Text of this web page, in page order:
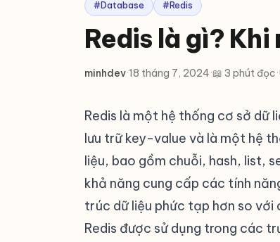
#Database #Redis
Redis là gì? Khi
minhdev·18 tháng 7, 2024·📖 3 phút đọc·
Redis là một hệ thống cơ sở dữ
lưu trữ key-value và là một hệ
liệu, bao gồm chuỗi, hash, list,
khả năng cung cấp các tính
trúc dữ liệu phức tạp hơn so
Redis được sử dụng trong các